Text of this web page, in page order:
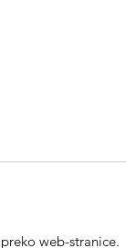
web-stranice.